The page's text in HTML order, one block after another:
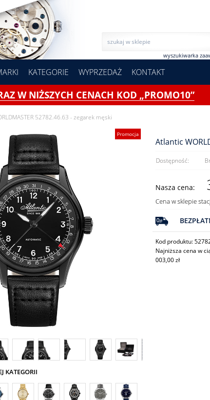
wyszukiwarka
KATEGORIE WYPRZEDAŻ KONTAKT
W NIŻSZYCH CENACH KOD „PROMO10”
52782.46.63 - zegarek męski
Promocja
KATEGORII
Atlantic
Dostępność:
Nasza cena:
Cena w sklepie
Kod produktu:
Najniższa cena w
003,00 zł